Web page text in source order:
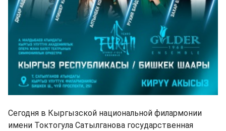
Сегодня в Кыргызской национальной филармонии
имени Токтогула Сатылганова государственная